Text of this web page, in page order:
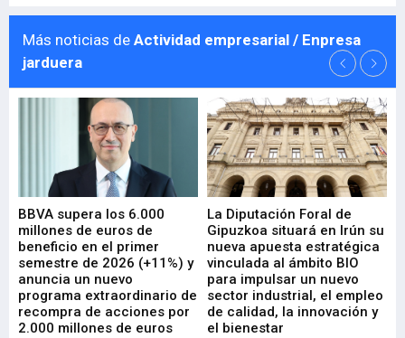
Más noticias de Actividad empresarial / Enpresa
jarduera
BBVA supera los 6.000
millones de euros de
beneficio en el primer
semestre de 2026 (+11%) y
anuncia un nuevo
programa extraordinario de
recompra de acciones por
2.000 millones de euros
La Diputación Foral de
Gipuzkoa situará en Irún su
nueva apuesta estratégica
vinculada al ámbito BIO
para impulsar un nuevo
sector industrial, el empleo
de calidad, la innovación y
el bienestar